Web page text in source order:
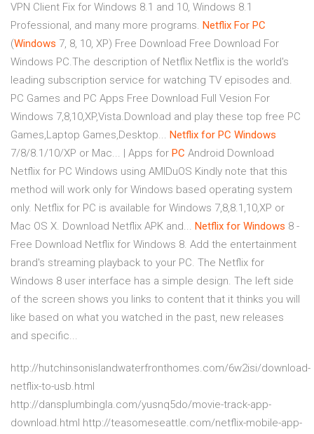
VPN Client Fix for Windows 8.1 and 10, Windows 8.1
Professional, and many more programs. Netflix For PC
(Windows 7, 8, 10, XP) Free Download Free Download For
Windows PC.The description of Netflix Netflix is the world's
leading subscription service for watching TV episodes and.
PC Games and PC Apps Free Download Full Vesion For
Windows 7,8,10,XP,Vista.Download and play these top free PC
Games,Laptop Games,Desktop... Netflix for PC Windows
7/8/8.1/10/XP or Mac... | Apps for PC Android Download
Netflix for PC Windows using AMIDuOS Kindly note that this
method will work only for Windows based operating system
only. Netflix for PC is available for Windows 7,8,8.1,10,XP or
Mac OS X. Download Netflix APK and... Netflix for Windows 8 -
Free Download Netflix for Windows 8. Add the entertainment
brand's streaming playback to your PC. The Netflix for
Windows 8 user interface has a simple design. The left side
of the screen shows you links to content that it thinks you will
like based on what you watched in the past, new releases
and specific...
http://hutchinsonislandwaterfronthomes.com/6w2isi/download-
netflix-to-usb.html
http://dansplumbingla.com/yusnq5do/movie-track-app-
download.html http://teasomeseattle.com/netflix-mobile-app-